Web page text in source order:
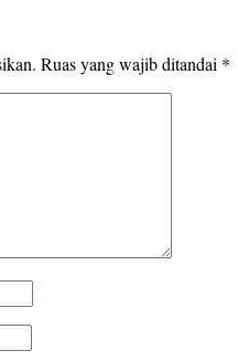
Ruas yang wajib ditandai *